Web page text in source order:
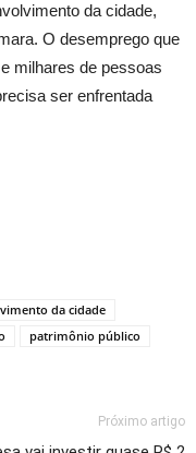
da cidade,
O desemprego que
milhares de pessoas
ser enfrentada
da cidade
patrimônio público
Próximo artigo